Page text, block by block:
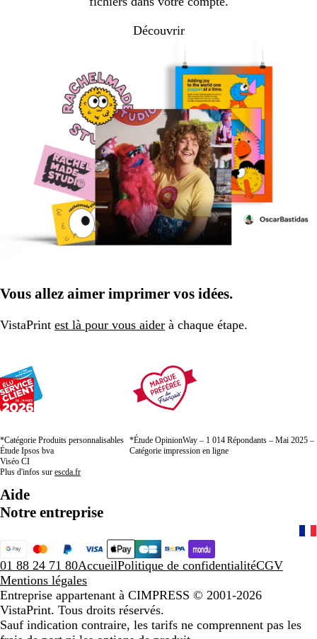
Découvrir
Vous allez aimer imprimer vos idées.
VistaPrint est là pour vous aider à chaque étape.
*Catégorie Produits personnalisables
Étude Ipsos bva
Viséo CI
Plus d'infos sur escda.fr
*Étude OpinionWay – 1 014 Répondants – Mai 2025 –
Catégorie impression en ligne
Aide
Notre entreprise
01 88 24 71 80AccueilPolitique de confidentialitéCGV
Mentions légales
Entreprise appartenant à CIMPRESS © 2001-2026
VistaPrint. Tous droits réservés.
Sauf indication contraire, les tarifs ne comprennent pas les